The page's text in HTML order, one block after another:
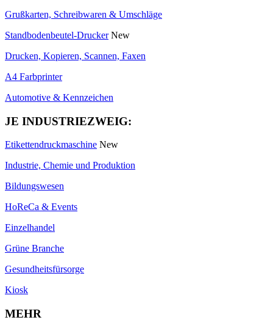
Grußkarten, Schreibwaren & Umschläge
Standbodenbeutel-Drucker New
Drucken, Kopieren, Scannen, Faxen
A4 Farbprinter
Automotive & Kennzeichen
JE INDUSTRIEZWEIG:
Etikettendruckmaschine New
Industrie, Chemie und Produktion
Bildungswesen
HoReCa & Events
Einzelhandel
Grüne Branche
Gesundheitsfürsorge
Kiosk
MEHR